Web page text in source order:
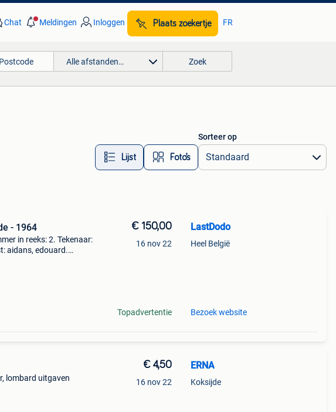
Chat Meldingen Inloggen Plaats zoekertje FR
Alle afstanden… Zoek
Lijst Foto’s
Sorteer op
- 1964
in reeks: 2. Tekenaar:
aidans, edouard.
€ 150,00
16 nov 22
Topadvertentie
LastDodo
Heel België
Bezoek website
lombard uitgaven
€ 4,50
16 nov 22
ERNA
Koksijde